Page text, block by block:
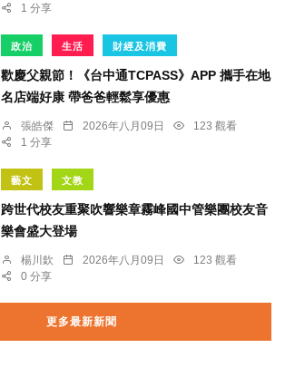
1 分享
政治 生活 財經及消費
歡慶父親節！《台中通TCPASS》APP 攜手在地
名店端好康 帶爸爸輕鬆享優惠
張皓傑 2026年八月09日
123 觀看
1 分享
藝文 文教
跨世代校友重聚吹響樂章霧峰國中管樂團校友音
樂會盛大登場
楊川欽 2026年八月09日
123 觀看
0 分享
更多最新新聞